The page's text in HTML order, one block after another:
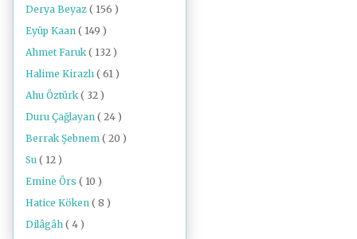
Derya Beyaz ( 156 )
Eyüp Kaan ( 149 )
Ahmet Faruk ( 132 )
Halime Kirazlı ( 61 )
Ahu Öztürk ( 32 )
Duru Çağlayan ( 24 )
Berrak Şebnem ( 20 )
Su ( 12 )
Emine Örs ( 10 )
Hatice Köken ( 8 )
Dilâgâh ( 4 )